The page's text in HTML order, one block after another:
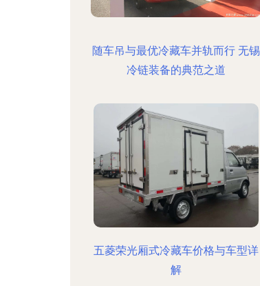
随车吊与最优冷藏车并轨而行 无锡
冷链装备的典范之道
五菱荣光厢式冷藏车价格与车型详
解